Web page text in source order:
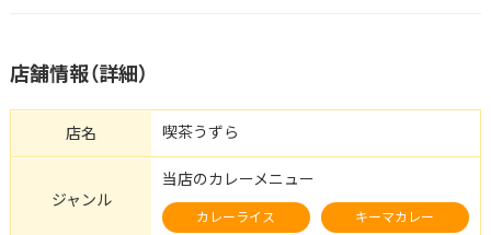
店舗情報（詳細）
店名 喫茶うずら
ジャンル
当店のカレーメニュー
カレーライス キーマカレー